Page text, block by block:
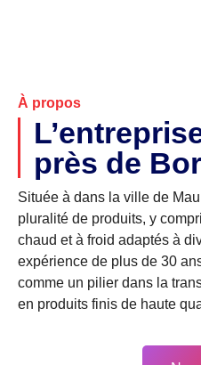
À propos
près de
Située à dans la ville de
pluralité de produits, y
chaud et à froid adaptés à
expérience de plus de 30
comme un pilier dans la
en produits finis de haute